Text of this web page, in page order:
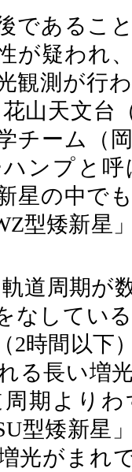
であるこ
が疑われ
観測が行
山天文台
チーム（
ンプと
星の中で
型矮新星
道周期が
なしてい
2時間以下
る長い増
期より
型矮新星
光がまれ